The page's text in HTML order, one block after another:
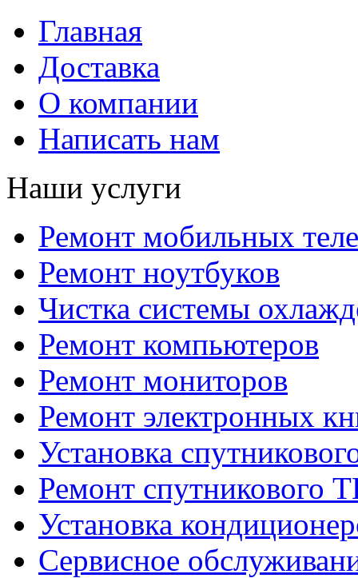
Главная
Доставка
О компании
Написать нам
Наши услуги
Ремонт мобильных
Ремонт ноутбуков
Чистка системы
Ремонт компьютеров
Ремонт мониторов
Ремонт электронных
Установка
Ремонт спутникового
Установка
Сервисное